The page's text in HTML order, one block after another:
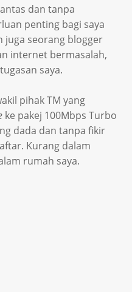
dan tanpa
penting bagi saya
juga seorang blogger
internet bermasalah,
saya.
pihak TM yang
ke pakej 100Mbps Turbo
dada dan tanpa fikir
Kurang dalam
rumah saya.